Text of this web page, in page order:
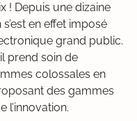
! Depuis une dizaine
en effet imposé
grand public.
prend soin de
colossales en
des gammes
l’innovation.